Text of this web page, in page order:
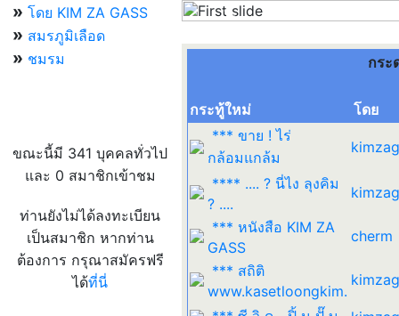
» โดย KIM ZA GASS
» สมรภูมิเลือด
» ชมรม
ขณะนี้มี 341 บุคคลทั่วไป
และ 0 สมาชิกเข้าชม
ท่านยังไม่ได้ลงทะเบียน
เป็นสมาชิก หากท่าน
ต้องการ กรุณาสมัครฟรี
ได้ที่นี่
Previous
กระ
กระทู้ใหม่
โดย
*** ขาย ! ไร่
กล้อมแกล้ม
**** .... ? นี่ไง ลุงคิม
? ....
*** หนังสือ KIM ZA
GASS
cherm
*** สถิติ
www.kasetloongkim.